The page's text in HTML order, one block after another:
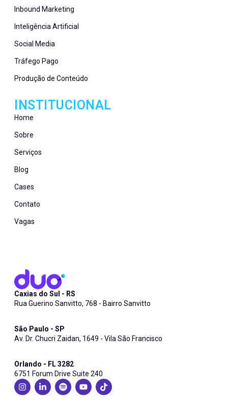
Caxias do Sul - RS
Rua Guerino Sanvitto, 768 - Bairro Sanvitto
São Paulo - SP
Av. Dr. Chucri Zaidan, 1649 - Vila São Francisco
Orlando - FL 3282
6751 Forum Drive Suite 240
Inbound Marketing
Inteligência Artificial
Social Media
Tráfego Pago
Produção de Conteúdo
INSTITUCIONAL
Home
Sobre
Serviços
Blog
Cases
Contato
Vagas